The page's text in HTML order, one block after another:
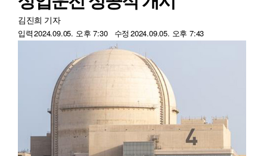
김진희 기자
입력2024.09.05. 오후 7:30 수정 2024.09.05. 오후 7:43